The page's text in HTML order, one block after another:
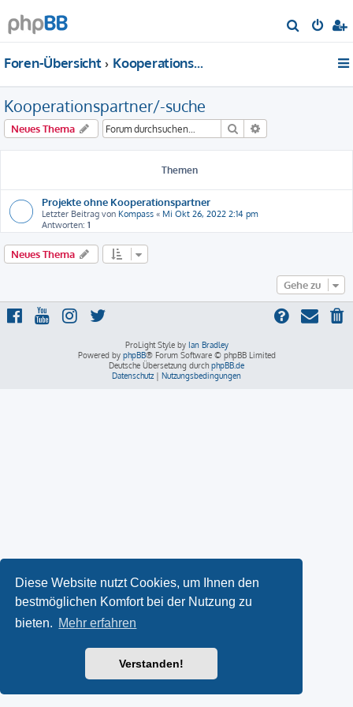
Diese Website nutzt Cookies, um Ihnen den
bestmöglichen Komfort bei der Nutzung zu
bieten. Mehr erfahren
Verstanden!
u
Foren-Übersicht Kooperationspartner/-suche
Kooperationspartner/-suche
Neues Thema Suche
Themen
Projekte ohne Kooperationspartner
Letzter Beitrag von Kompass « Mi Okt 26, 2022 2:14 pm
Antworten: 1
Neues Thema
Gehe zu
ProLight Style by Ian Bradley
Powered by phpBB® Forum Software © phpBB Limited
Deutsche Übersetzung durch phpBB.de
Datenschutz | Nutzungsbedingungen